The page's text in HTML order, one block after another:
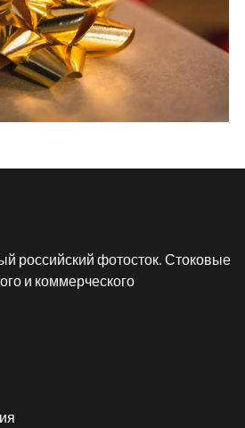
российский фотосток. Стоковые
и коммерческого